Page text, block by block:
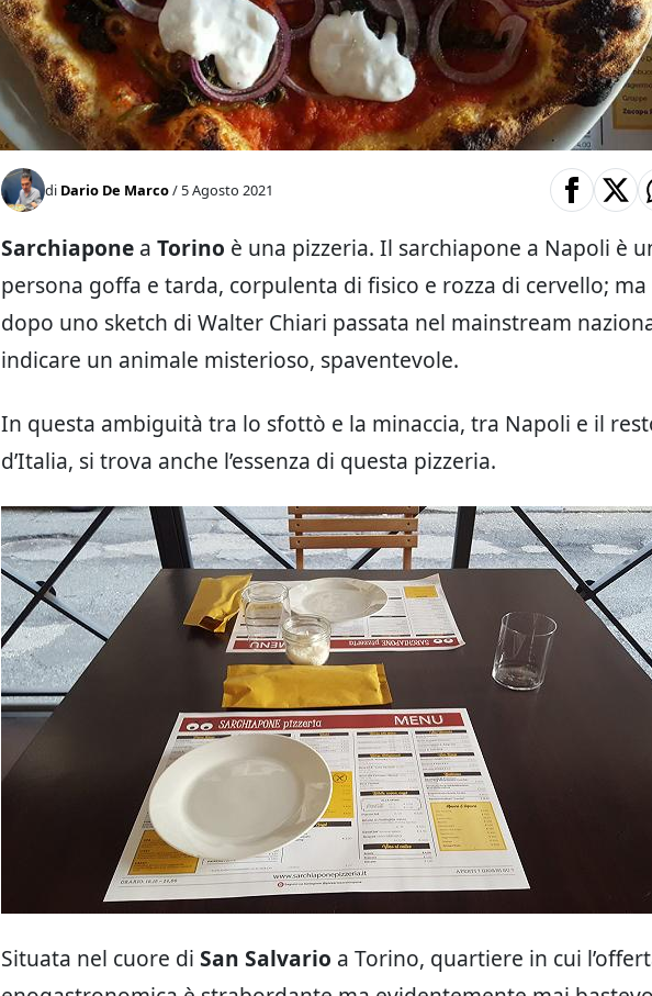
di Dario De Marco/ 5 Agosto 2021
Sarchiapone a Torino è una pizzeria. Il sarchiapone a Napoli è
persona goffa e tarda, corpulenta di fisico e rozza di cervello;
dopo uno sketch di Walter Chiari passata nel mainstream
indicare un animale misterioso, spaventevole.
In questa ambiguità tra lo sfottò e la minaccia, tra Napoli e il
d’Italia, si trova anche l’essenza di questa pizzeria.
Situata nel cuore di San Salvario a Torino, quartiere in cui